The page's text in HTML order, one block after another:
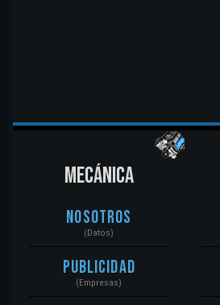
MECÁNICA
Nosotros
(Datos)
Publicidad
(Empresas)